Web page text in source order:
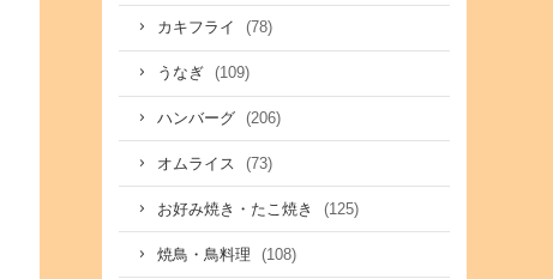
カキフライ (78)
うなぎ (109)
ハンバーグ (206)
オムライス (73)
お好み焼き・たこ焼き (125)
焼鳥・鳥料理 (108)